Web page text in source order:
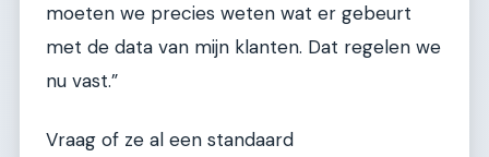
moeten we precies weten wat er gebeurt
met de data van mijn klanten. Dat regelen we
nu vast.”
Vraag of ze al een standaard